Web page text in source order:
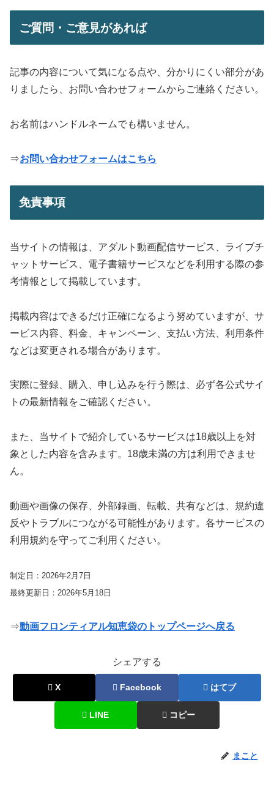
ご質問・ご意見があれば
記事の内容について気になる点や、分かりにくい部分があ
りましたら、お問い合わせフォームからご連絡ください。
お名前はハンドルネームでも構いません。
⇒お問い合わせフォームはこちら
免責事項
当サイトの情報は、アダルト動画配信サービス、ライブチ
ャットサービス、電子書籍サービスなどを利用する際の参
考情報として掲載しています。
掲載内容はできるだけ正確になるよう努めていますが、サ
ービス内容、料金、キャンペーン、支払い方法、利用条件
などは変更される場合があります。
実際に登録、購入、申し込みを行う際は、必ず各公式サイ
トの最新情報をご確認ください。
また、当サイトで紹介しているサービスは18歳以上を対
象とした内容を含みます。18歳未満の方は利用できませ
ん。
動画や画像の保存、外部録画、転載、共有などは、規約違
反やトラブルにつながる可能性があります。各サービスの
利用規約を守ってご利用ください。
制定日：2026年2月7日
最終更新日：2026年5月18日
⇒動画フロンティアル知恵袋のトップページへ戻る
シェアする
X Facebook はてブ
LINE コピー
まこと